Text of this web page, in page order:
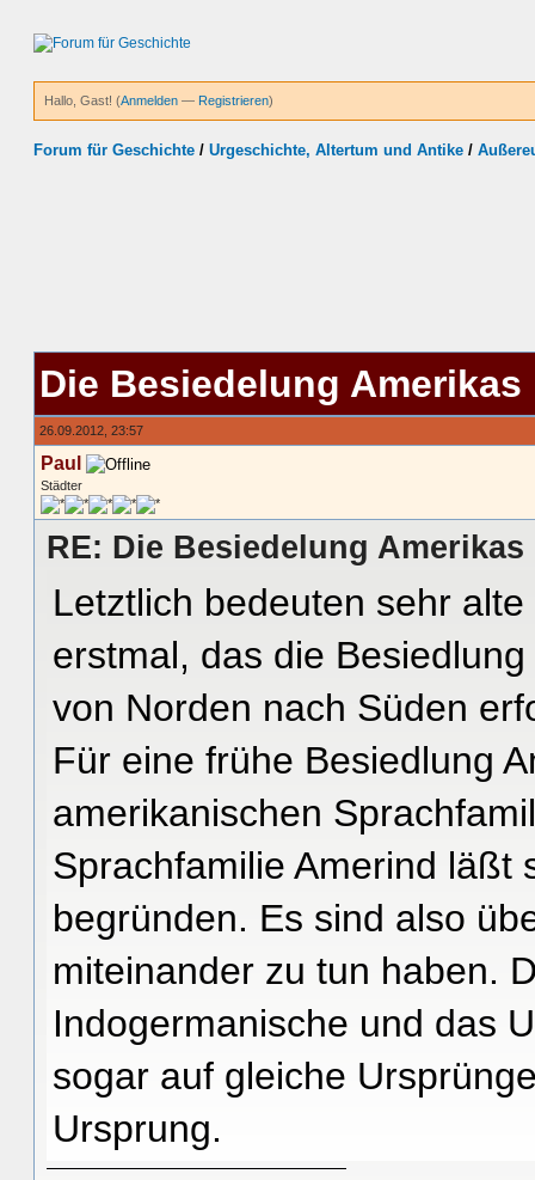
Hallo, Gast! (Anmelden — Registrieren)
Forum für Geschichte / Urgeschichte, Altertum und Antike /
Die Besiedelung Amerikas
26.09.2012, 23:57
Paul
Städter
RE: Die Besiedelung Amerikas
Letztlich bedeuten sehr
erstmal, das die
von Norden nach Süden
Für eine frühe Besiedlung
amerikanischen
Sprachfamilie Amerind läßt
begründen. Es sind also
miteinander zu tun haben.
Indogermanische und das
sogar auf gleiche
Ursprung.